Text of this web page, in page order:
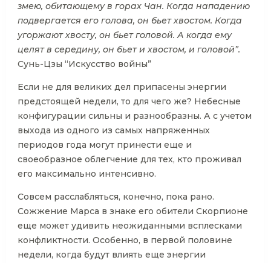
змею, обитающему в горах Чан. Когда нападению
подвергается его голова, он бьет хвостом. Когда
угоржают хвосту, он бьет головой. А когда ему
целят в середину, он бьет и хвостом, и головой”.
Сунь-Цзы “Искусство войны”
Если не для великих дел припасены энергии
предстоящей недели, то для чего же? Небесные
конфигурации сильны и разнообразны. А с учетом
выхода из одного из самых напряженных
периодов года могут принести еще и
своеобразное облегчение для тех, кто проживал
его максимально интенсивно.
Совсем расслабляться, конечно, пока рано.
Сожжение Марса в знаке его обители Скорпионе
еще может удивить неожиданными всплесками
конфликтности. Особенно, в первой половине
недели, когда будут влиять еще энергии